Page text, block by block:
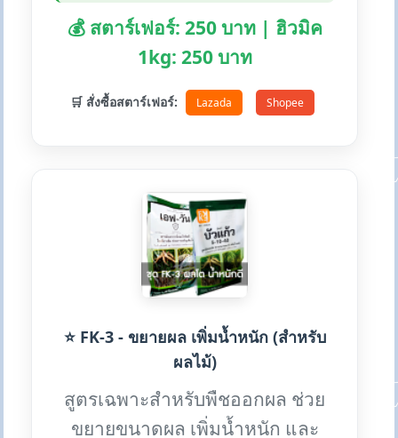
💰 สตาร์เฟอร์: 250 บาท | ฮิวมิค
1kg: 250 บาท
🛒 สั่งซื้อสตาร์เฟอร์: Lazada Shopee
⭐ FK-3 - ขยายผล เพิ่มน้ำหนัก (สำหรับ
ผลไม้)
สูตรเฉพาะสำหรับพืชออกผล ช่วย
ขยายขนาดผล เพิ่มน้ำหนัก และ